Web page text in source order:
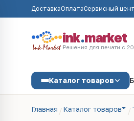
ДоставкаОплатаСервисный
ink.market
Решения для печати с
Каталог товаров
Главная Каталог товаров